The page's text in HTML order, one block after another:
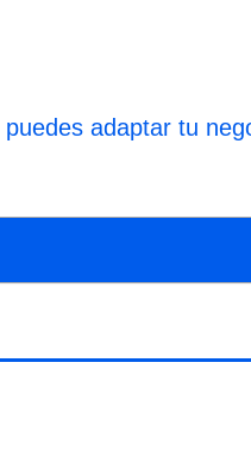
puedes adaptar tu